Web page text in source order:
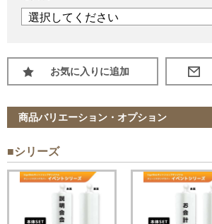
お気に入りに追加
商品バリエーション・オプション
■シリーズ